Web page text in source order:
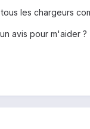
les chargeurs
avis pour m'aider ?